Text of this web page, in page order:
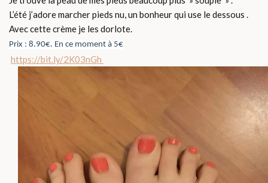
L’été j’adore marcher pieds nu, un bonheur qui use le dessous .
Avec cette crème je les dorlote.
Prix : 8.90€. En ce moment à 5€
https://bit.ly/2K03nGh